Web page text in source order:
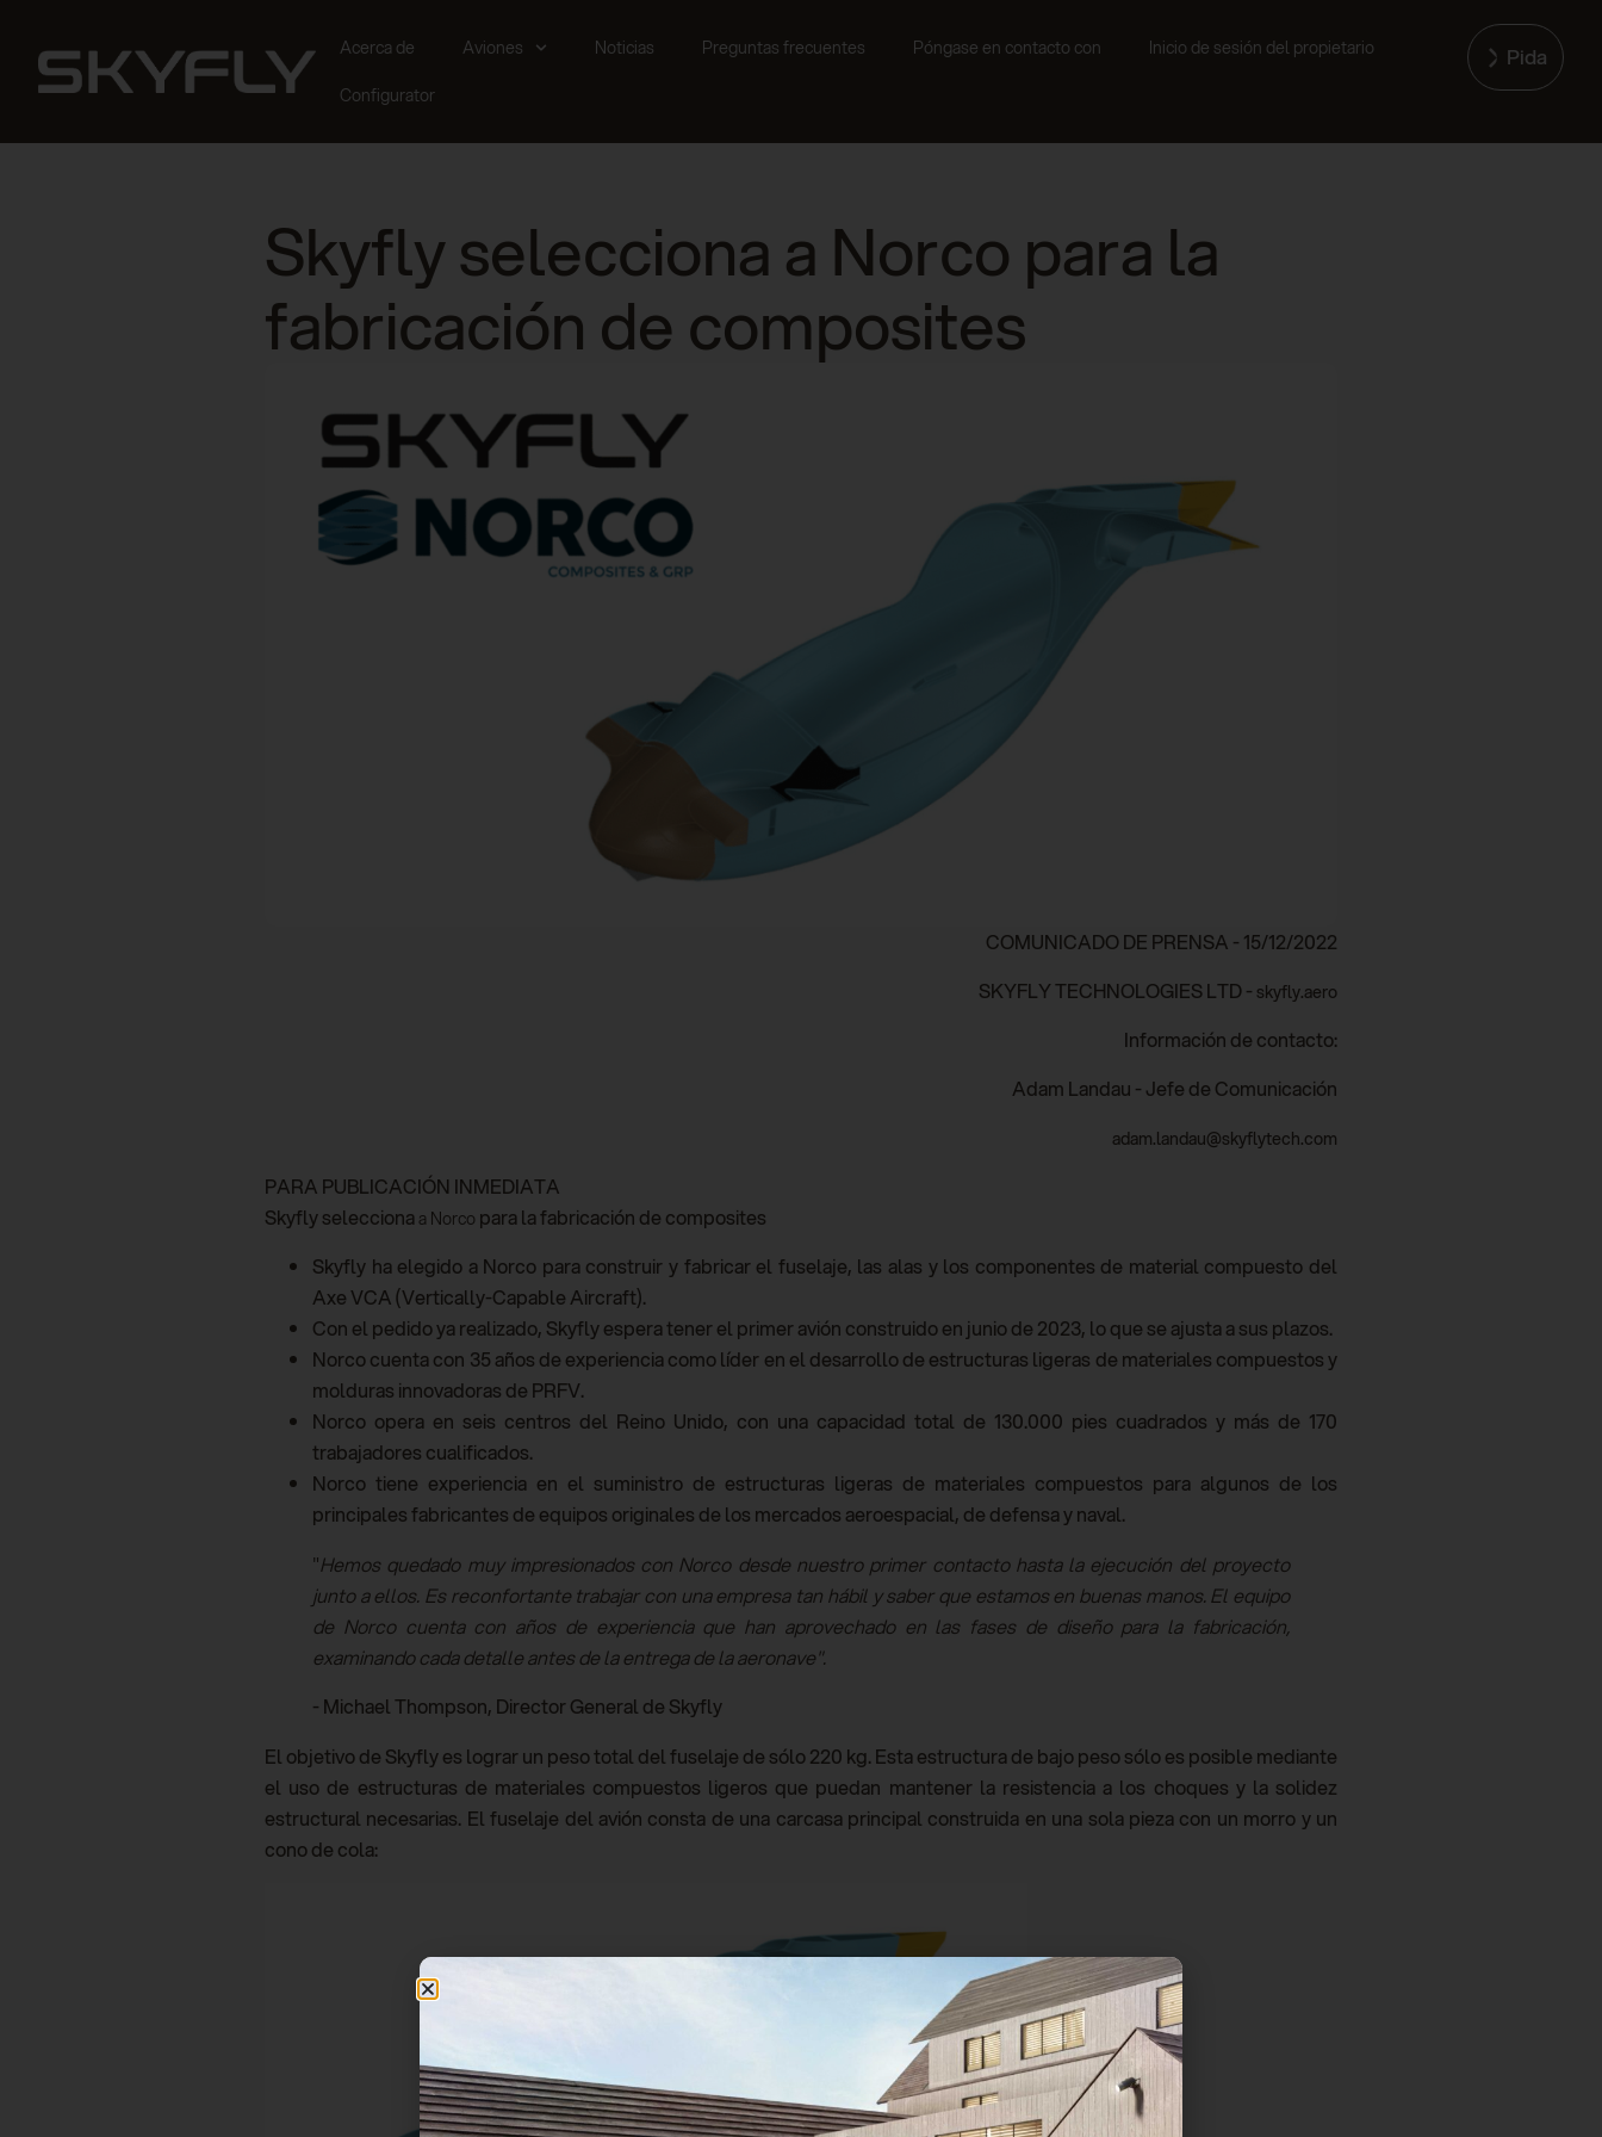
Acerca de Aviones Noticias Preguntas frecuentes Póngase en contacto con
Inicio de sesión del propietario
Configurator
Pida
Skyfly selecciona a Norco para la
fabricación de composites
COMUNICADO DE PRENSA - 15/12/2022
SKYFLY TECHNOLOGIES LTD - skyfly.aero
Información de contacto:
Adam Landau - Jefe de Comunicación
adam.landau@skyflytech.com
PARA PUBLICACIÓN INMEDIATA
Skyfly selecciona a Norco para la fabricación de composites
Skyfly ha elegido a Norco para construir y fabricar el fuselaje, las alas y los componentes de material compuesto del
Axe VCA (Vertically-Capable Aircraft).
Con el pedido ya realizado, Skyfly espera tener el primer avión construido en junio de 2023, lo que se ajusta a sus plazos.
Norco cuenta con 35 años de experiencia como líder en el desarrollo de estructuras ligeras de materiales compuestos y
molduras innovadoras de PRFV.
Norco opera en seis centros del Reino Unido, con una capacidad total de 130.000 pies cuadrados y más de 170
trabajadores cualificados.
Norco tiene experiencia en el suministro de estructuras ligeras de materiales compuestos para algunos de los
principales fabricantes de equipos originales de los mercados aeroespacial, de defensa y naval.
"Hemos quedado muy impresionados con Norco desde nuestro primer contacto hasta la ejecución del proyecto
junto a ellos. Es reconfortante trabajar con una empresa tan hábil y saber que estamos en buenas manos. El equipo
de Norco cuenta con años de experiencia que han aprovechado en las fases de diseño para la fabricación,
examinando cada detalle antes de la entrega de la aeronave".
- Michael Thompson, Director General de Skyfly
El objetivo de Skyfly es lograr un peso total del fuselaje de sólo 220 kg. Esta estructura de bajo peso sólo es posible mediante
el uso de estructuras de materiales compuestos ligeros que puedan mantener la resistencia a los choques y la solidez
estructural necesarias. El fuselaje del avión consta de una carcasa principal construida en una sola pieza con un morro y un
cono de cola: